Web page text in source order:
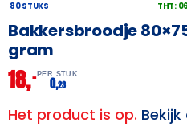
80 STUKS THT:
Bakkersbroodje
gram
18,– PER STUK
0,23
Het product is op.